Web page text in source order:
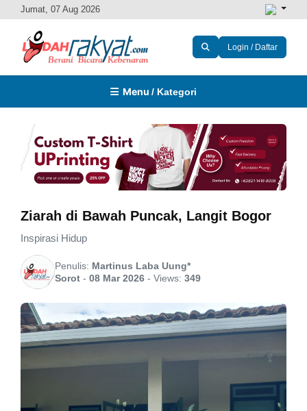
Jumat, 07 Aug 2026
Login / Daftar
Menu / Kategori
Ziarah di Bawah Puncak, Langit Bogor
Inspirasi Hidup
Penulis: Martinus Laba Uung*
Sorot - 08 Mar 2026 - Views: 349